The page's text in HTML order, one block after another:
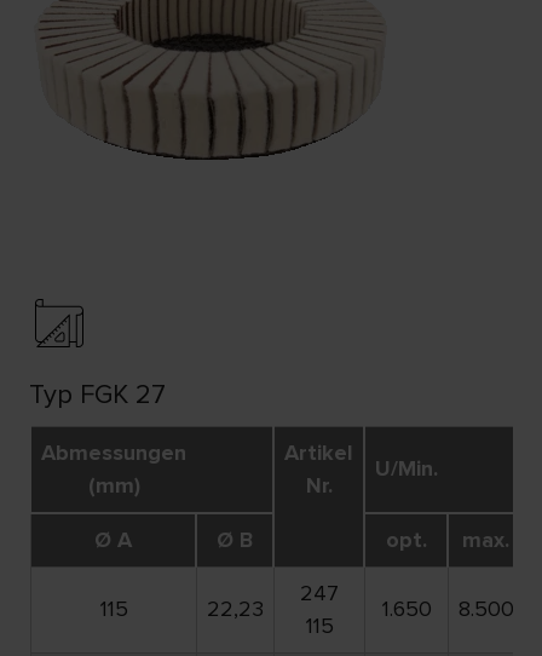
Typ FGK 27
Abmessungen
(mm)
Artikel
Nr.
U/Min.
Ø A Ø B opt. max.
115 22,23
247
115
1.650 8.500